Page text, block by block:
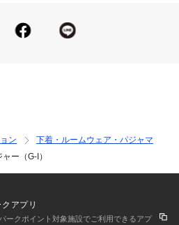
タイプ』
パターンです。サイドパネルとカ
）
（※パッドポケットはあり）
ン
下着・ルームウェア・パジャマ
ー（G-I）
アプリ
ークポイント対象施設でご利用できるアプ